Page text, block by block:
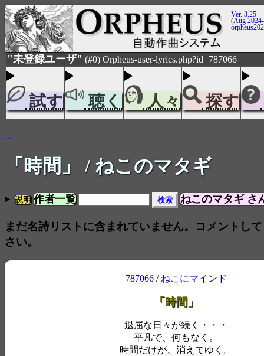
Ver. 3.25
(Aug
"未登録ユーザ" (#0) Orpheus-user-lyrics.php?id=787066
試す 聴く 人々 探す
...
「時間」 / ねこのマタギ
説明 作者一覧 ねこのマタギ さ
まだ名詩リストに含まれていません。コメントし
さい。
787066/ ねこにマインド
「時間」
退屈な日々が続く・・・
平凡で、何もなく。
時間だけが、消えてゆく。